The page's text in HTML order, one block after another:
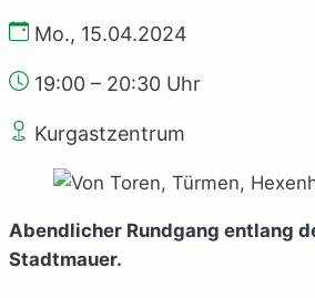
Mo., 15.04.2024
19:00 – 20:30 Uhr
Kurgastzentrum
Abendlicher Rundgang entlang
Stadtmauer.